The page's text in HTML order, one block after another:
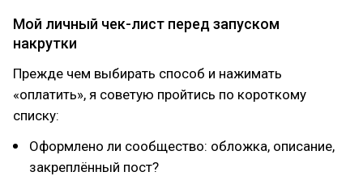
Мой личный чек-лист перед запуском
накрутки
Прежде чем выбирать способ и нажимать
«оплатить», я советую пройтись по короткому
списку:
Оформлено ли сообщество: обложка, описание,
закреплённый пост?